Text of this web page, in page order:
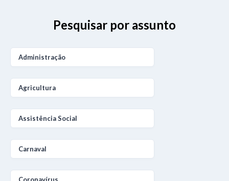
Pesquisar por assunto
Administração
Agricultura
Assistência Social
Carnaval